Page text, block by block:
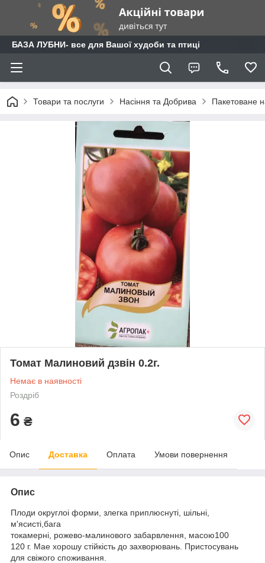
БАЗА ЛУБНИ- все для Вашої худоби та птиці
Товари та послуги Насіння та Добрива Пакетоване
Томат Малиновий дзвін 0.2г.
Немає в наявності
Роздріб
6 ₴
Опис Доставка Оплата Умови повернення
Опис
Плоди округлоі форми, злегка приплюснуті, шільні,
м'ясисті,бага
токамерні, рожево-малинового забарвлення, масою100
120 г. Мае хорошу стійкість до захворювань. Пристосувань
для свіжого споживання.